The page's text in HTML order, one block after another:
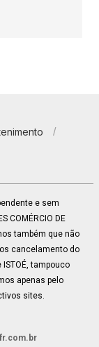
e sem
COMÉRCIO DE
também que não
cancelamento do
tampouco
apenas pelo
sites.